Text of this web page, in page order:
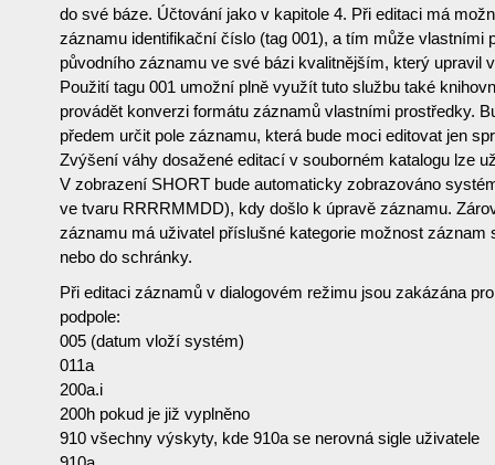
do své báze. Účtování jako v kapitole 4. Při editaci má
záznamu identifikační číslo (tag 001), a tím může vlastními
původního záznamu ve své bázi kvalitnějším, který upravil
Použití tagu 001 umožní plně využít tuto službu také
provádět konverzi formátu záznamů vlastními prostředky.
předem určit pole záznamu, která bude moci editovat jen
Zvýšení váhy dosažené editací v souborném katalogu lze
V zobrazení SHORT bude automaticky zobrazováno
ve tvaru RRRRMMDD), kdy došlo k úpravě záznamu.
záznamu má uživatel příslušné kategorie možnost záznam
nebo do schránky.
Při editaci záznamů v dialogovém režimu jsou zakázána
podpole:
005 (datum vloží systém)
011a
200a.i
200h pokud je již vyplněno
910 všechny výskyty, kde 910a se nerovná sigle uživatele